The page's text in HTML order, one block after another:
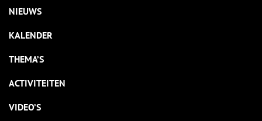
NIEUWS
KALENDER
THEMA’S
ACTIVITEITEN
VIDEO’S